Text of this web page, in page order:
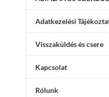
Adatkezelési
Visszaküldés és csere
Kapcsolat
Rólunk